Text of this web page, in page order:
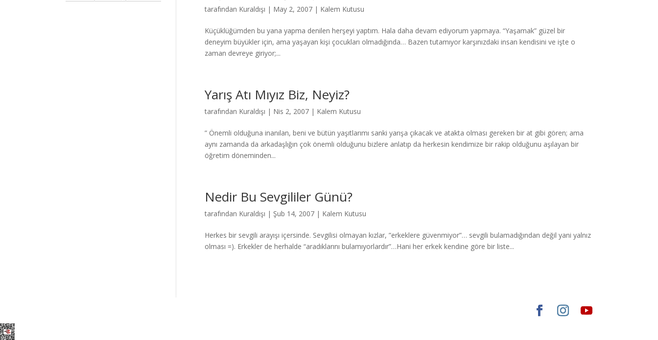
tarafından Kuraldışı | May 2, 2007| Kalem Kutusu
Küçüklüğümden bu yana yapma denilen herşeyi yaptım. Hala daha devam ediyorum yapmaya. “Yaşamak” güzel bir
deneyim büyükler için, ama yaşayan kişi çocukları olmadığında… Bazen tutamıyor karşınızdaki insan kendisini ve işte o
zaman devreye giriyor;...
Yarış Atı Mıyız Biz, Neyiz?
tarafından Kuraldışı | Nis 2, 2007| Kalem Kutusu
” Önemli olduğuna inanılan, beni ve bütün yaşıtlarımı sanki yarışa çıkacak ve atakta olması gereken bir at gibi gören; ama
aynı zamanda da arkadaşlığın çok önemli olduğunu bizlere anlatıp da herkesin kendimize bir rakip olduğunu aşılayan bir
öğretim döneminden...
Nedir Bu Sevgililer Günü?
tarafından Kuraldışı | Şub 14, 2007| Kalem Kutusu
Herkes bir sevgili arayışı içersinde. Sevgilisi olmayan kızlar, ”erkeklere güvenmiyor”… sevgili bulamadığından değil yani yalnız
olması =). Erkekler de herhalde “aradıklarını bulamıyorlardır”…Hani her erkek kendine göre bir liste...